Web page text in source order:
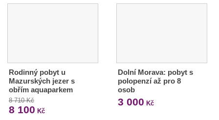
Rodinný pobyt u
Mazurských jezer s
obřím aquaparkem
8 710 Kč
8 100 Kč
Dolní Morava: pobyt s
polopenzí až pro 8
osob
3 000 Kč